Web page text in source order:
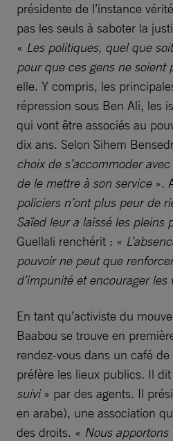
présidente de l’instance
pas les seuls à saboter la
« Les politiques, quel que
pour que ces gens ne soient
elle. Y compris, les
répression sous Ben Ali, les
qui vont être associés au
dix ans. Selon Sihem
choix de s’accommoder
de le mettre à son service».
policiers n’ont plus peur de
Saïed leur a laissé les pleins
Guellali renchérit : «
pouvoir ne peut que
d’impunité et encourager les
En tant qu’activiste du
Baabou se trouve en
rendez-vous dans un café
préfère les lieux publics. Il dit
suivi» par des agents. Il
en arabe), une association
des droits. « Nous